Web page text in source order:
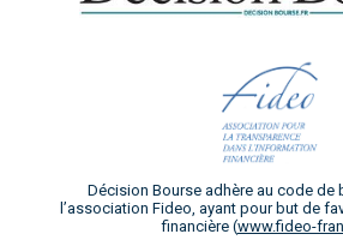
Décision Bourse adhère au code de
l’association Fideo, ayant pour but de
financière (www.fideo-